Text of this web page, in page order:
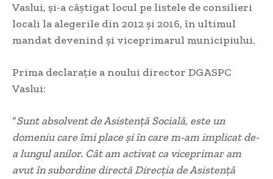
Vaslui, și-a câștigat locul pe listele de consilieri
locali la alegerile din 2012 și 2016, în ultimul
mandat devenind și viceprimarul municipiului.
Prima declarație a noului director DGASPC
Vaslui:
”Sunt absolvent de Asistenţă Socială, este un
domeniu care îmi place şi în care m-am implicat de-
a lungul anilor. Cât am activat ca viceprimar am
avut în subordine directă Direcţia de Asistenţă